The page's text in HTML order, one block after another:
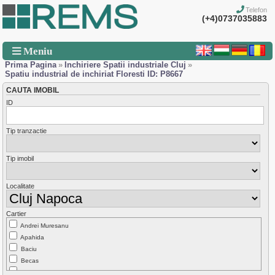
Telefon
(+4)0737035883
Meniu
Prima Pagina » Inchiriere Spatii industriale Cluj »
Spatiu industrial de inchiriat Floresti ID: P8667
CAUTA IMOBIL
ID
Tip tranzactie
Tip imobil
Localitate
Cartier
Andrei Muresanu
Apahida
Baciu
Becas
Borhanci